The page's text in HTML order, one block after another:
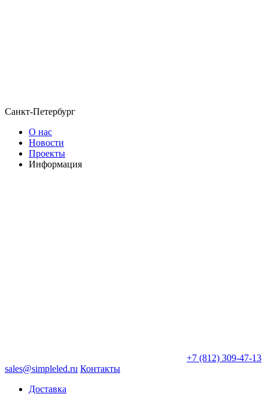
Санкт-Петербург
О нас
Новости
Проекты
Информация
+7 (812) 309-47-13
sales@simpleled.ru Контакты
Доставка